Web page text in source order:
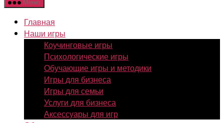
Меню
Главная
Наши игры
Коучинговые игры
Психологические игры
Обучающие игры и методики
Игры для бизнеса
Игры для семьи
Услуги для бизнеса
Аксессуары для игр